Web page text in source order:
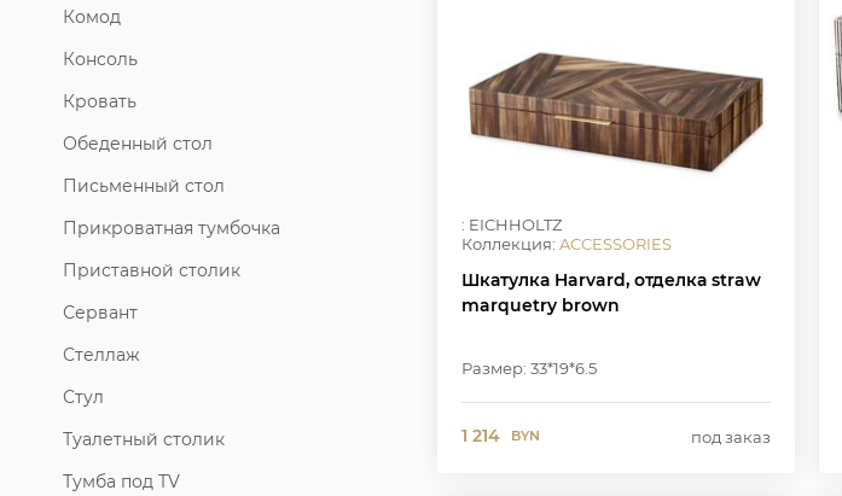
Комод
Консоль
Кровать
Обеденный стол
Письменный стол
Прикроватная тумбочка
Приставной столик
Сервант
Стеллаж
Стул
Туалетный столик
Тумба под TV
: EICHHOLTZ
Коллекция: ACCESSORIES
Шкатулка Harvard, отделка straw
marquetry brown
Размер: 33*19*6.5
1 214 BYN под заказ